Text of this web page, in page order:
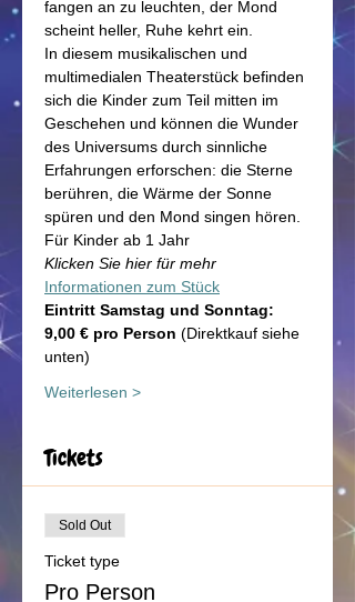
fangen an zu leuchten, der Mond
scheint heller, Ruhe kehrt ein.
In diesem musikalischen und
multimedialen Theaterstück befinden
sich die Kinder zum Teil mitten im
Geschehen und können die Wunder
des Universums durch sinnliche
Erfahrungen erforschen: die Sterne
berühren, die Wärme der Sonne
spüren und den Mond singen hören.
Für Kinder ab 1 Jahr
Klicken Sie hier für mehr
Informationen zum Stück
Eintritt Samstag und Sonntag:
9,00 € pro Person (Direktkauf siehe
unten)
Weiterlesen >
Tickets
Sold Out
Ticket type
Pro Person